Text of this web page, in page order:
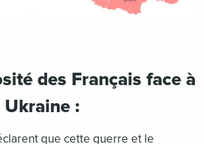
des Français face à
:
que cette guerre et le